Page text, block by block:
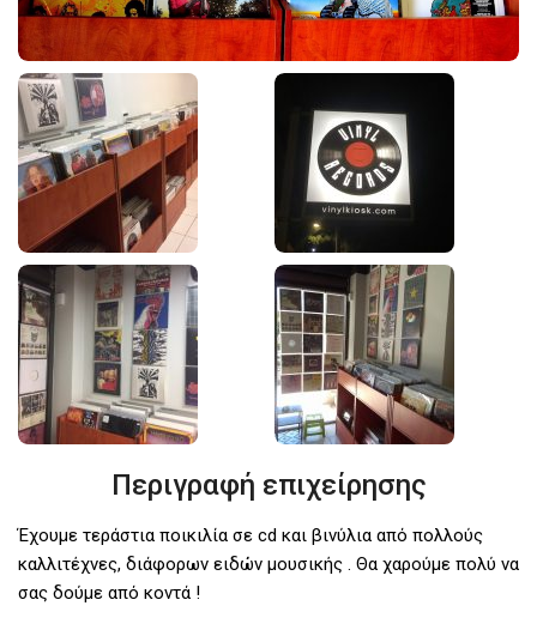
Περιγραφή επιχείρησης
Έχουμε τεράστια ποικιλία σε cd και βινύλια από πολλούς
καλλιτέχνες, διάφορων ειδών μουσικής . Θα χαρούμε πολύ να
σας δούμε από κοντά !